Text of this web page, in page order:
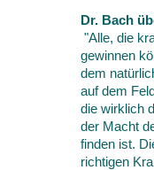
Dr. Bach
"Alle, die
gewinnen
dem
auf dem
die wirklich
der Macht
finden ist.
richtigen